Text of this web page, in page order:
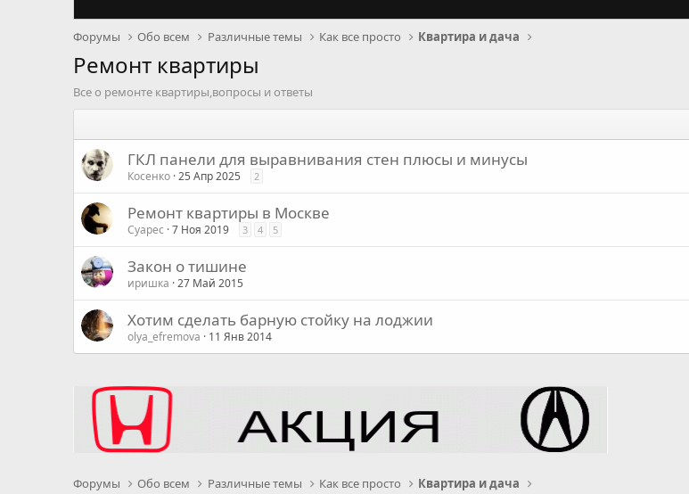
Форумы Обо всем Различные темы Как все просто Квартира и дача
Ремонт квартиры
Все о ремонте квартиры,вопросы и ответы
ГКЛ панели для выравнивания стен плюсы и минусы
Косенко 25 Апр 2025 2
Ремонт квартиры в Москве
Суарес 7 Ноя 2019 3 4 5
Закон о тишине
иришка 27 Май 2015
Хотим сделать барную стойку на лоджии
olya_efremova 11 Янв 2014
Форумы Обо всем Различные темы Как все просто Квартира и дача